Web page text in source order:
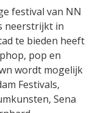
festival van NN
neerstrijkt in
te bieden heeft
pop en
wordt mogelijk
Festivals,
Sena